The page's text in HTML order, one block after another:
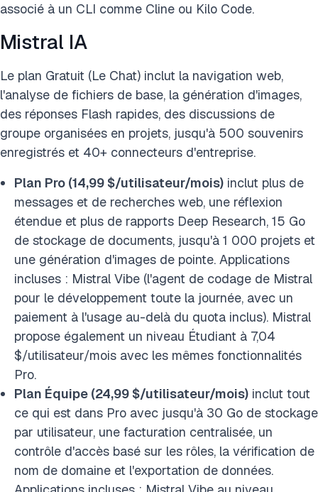
associé à un CLI comme Cline ou Kilo Code.
Mistral IA
Le plan Gratuit (Le Chat) inclut la navigation web,
l'analyse de fichiers de base, la génération d'images,
des réponses Flash rapides, des discussions de
groupe organisées en projets, jusqu'à 500 souvenirs
enregistrés et 40+ connecteurs d'entreprise.
Plan Pro (14,99 $/utilisateur/mois) inclut plus de
messages et de recherches web, une réflexion
étendue et plus de rapports Deep Research, 15 Go
de stockage de documents, jusqu'à 1 000 projets et
une génération d'images de pointe. Applications
incluses : Mistral Vibe (l'agent de codage de Mistral
pour le développement toute la journée, avec un
paiement à l'usage au-delà du quota inclus). Mistral
propose également un niveau Étudiant à 7,04
$/utilisateur/mois avec les mêmes fonctionnalités
Pro.
Plan Équipe (24,99 $/utilisateur/mois) inclut tout
ce qui est dans Pro avec jusqu'à 30 Go de stockage
par utilisateur, une facturation centralisée, un
contrôle d'accès basé sur les rôles, la vérification de
nom de domaine et l'exportation de données.